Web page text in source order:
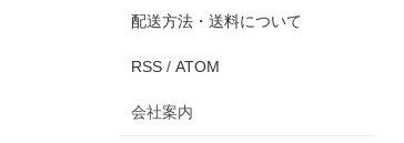
配送方法・送料について
RSS / ATOM
会社案内